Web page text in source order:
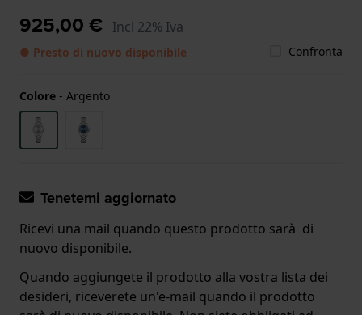
925,00 € Incl 22% Iva
● Presto di nuovo disponibile Confronta
Colore - Argento
Tenetemi aggiornato
Ricevi una mail quando questo prodotto sarà di
nuovo disponibile.
Quando aggiungete il prodotto alla vostra lista dei
desideri, riceverete un'e-mail quando il prodotto